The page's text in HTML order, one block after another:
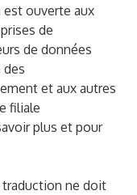
est ouverte aux
de
de données
des
et aux autres
filiale
plus et pour
traduction ne doit